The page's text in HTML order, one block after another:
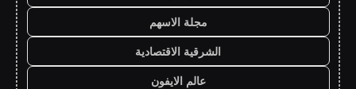
مجلة الاسهم
الشرقية الاقتصادية
عالم الايفون